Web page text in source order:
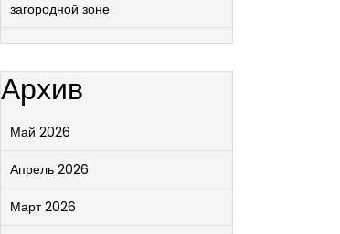
загородной зоне
Архив
Май 2026
Апрель 2026
Март 2026